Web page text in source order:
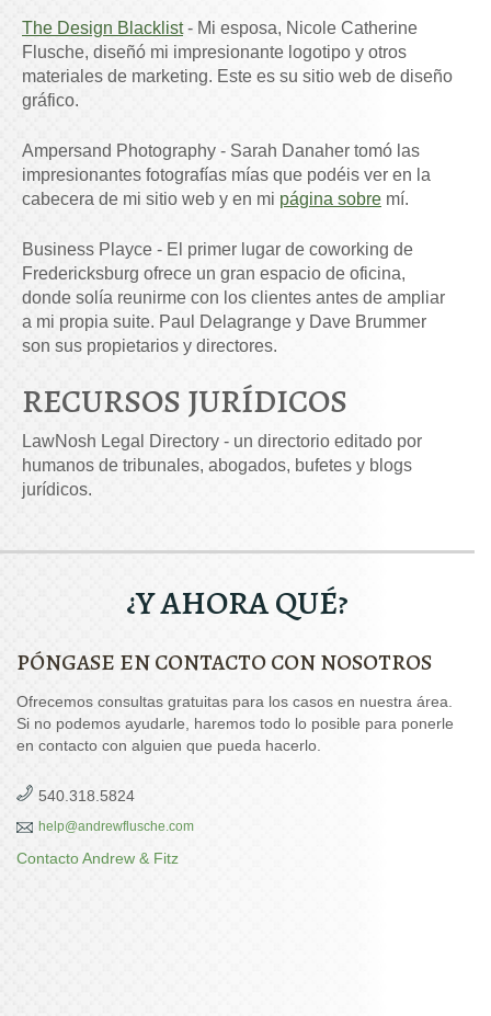
The Design Blacklist- Mi esposa, Nicole Catherine
Flusche, diseñó mi impresionante logotipo y otros
materiales de marketing. Este es su sitio web de diseño
gráfico.
Ampersand Photography - Sarah Danaher tomó las
impresionantes fotografías mías que podéis ver en la
cabecera de mi sitio web y en mi página sobre mí.
Business Playce - El primer lugar de coworking de
Fredericksburg ofrece un gran espacio de oficina,
donde solía reunirme con los clientes antes de ampliar
a mi propia suite. Paul Delagrange y Dave Brummer
son sus propietarios y directores.
RECURSOS JURÍDICOS
LawNosh Legal Directory - un directorio editado por
humanos de tribunales, abogados, bufetes y blogs
jurídicos.
¿Y AHORA QUÉ?
PÓNGASE EN CONTACTO CON NOSOTROS
Ofrecemos consultas gratuitas para los casos en nuestra área.
Si no podemos ayudarle, haremos todo lo posible para ponerle
en contacto con alguien que pueda hacerlo.
540.318.5824
help@andrewflusche.com
Contacto Andrew & Fitz